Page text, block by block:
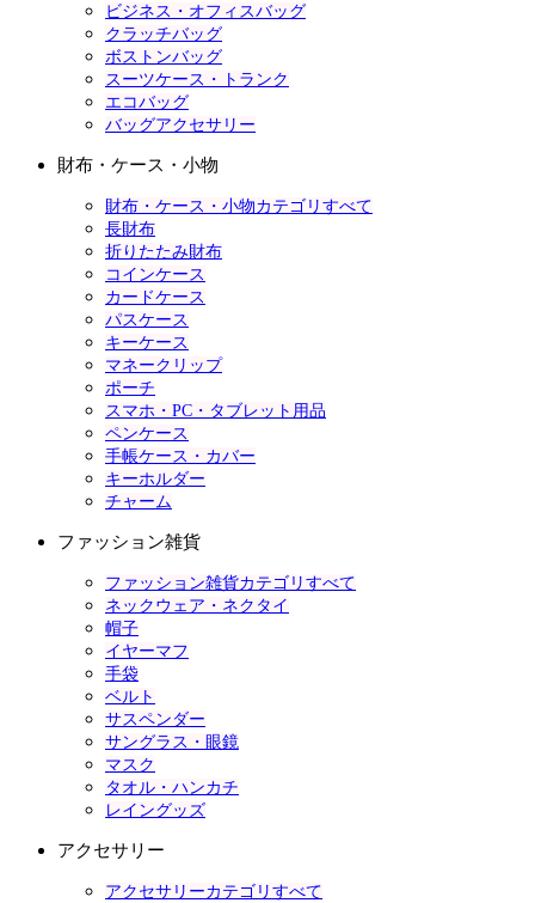
ビジネス・オフィスバッグ
クラッチバッグ
ボストンバッグ
スーツケース・トランク
エコバッグ
バッグアクセサリー
財布・ケース・小物
財布・ケース・小物カテゴリすべて
長財布
折りたたみ財布
コインケース
カードケース
パスケース
キーケース
マネークリップ
ポーチ
スマホ・PC・タブレット用品
ペンケース
手帳ケース・カバー
キーホルダー
チャーム
ファッション雑貨
ファッション雑貨カテゴリすべて
ネックウェア・ネクタイ
帽子
イヤーマフ
手袋
ベルト
サスペンダー
サングラス・眼鏡
マスク
タオル・ハンカチ
レイングッズ
アクセサリー
アクセサリーカテゴリすべて